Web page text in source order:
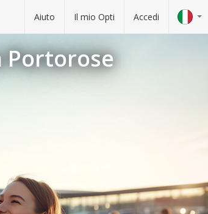
Aiuto Il mio Opti Accedi
Portorose